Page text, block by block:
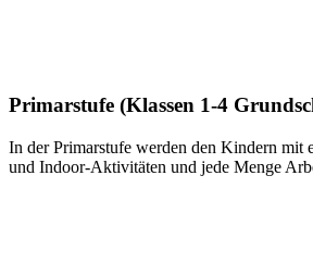
Primarstufe (Klassen 1-4
In der Primarstufe werden den Kindern mit
und Indoor-Aktivitäten und jede Menge